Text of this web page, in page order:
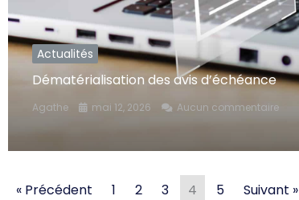
Actualités
Dématérialisation des avis d’échéance
Agathe mai 12, 2026 Aucun commentaire
« Précédent 1 2 3 4 5 Suivant »